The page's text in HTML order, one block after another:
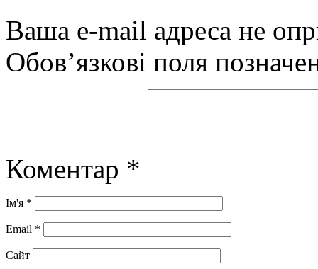
Ваша e-mail адреса не
Обов’язкові поля
Коментар *
Ім'я *
Email *
Сайт